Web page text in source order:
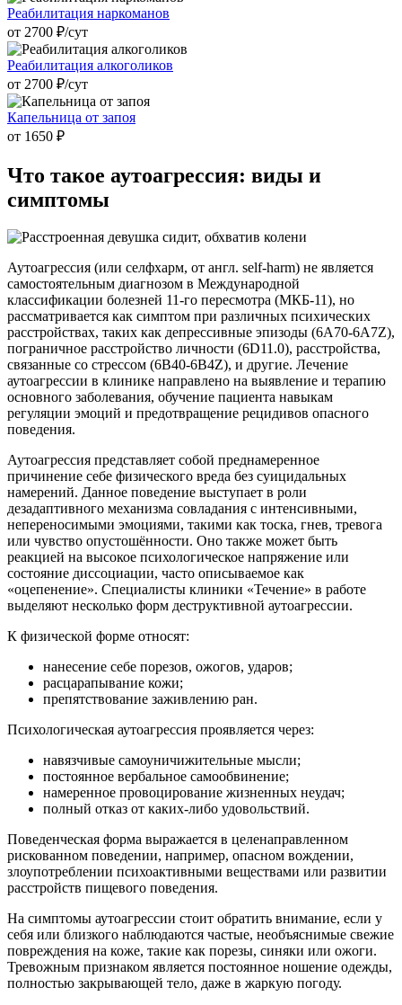
Реабилитация наркоманов
от 2700 ₽/cут
Реабилитация алкоголиков
от 2700 ₽/cут
Капельница от запоя
от 1650 ₽
Что такое аутоагрессия: виды и
симптомы
Аутоагрессия (или селфхарм, от англ. self-harm) не является
самостоятельным диагнозом в Международной
классификации болезней 11-го пересмотра (МКБ-11), но
рассматривается как симптом при различных психических
расстройствах, таких как депрессивные эпизоды (6A70-6A7Z),
пограничное расстройство личности (6D11.0), расстройства,
связанные со стрессом (6B40-6B4Z), и другие. Лечение
аутоагрессии в клинике направлено на выявление и терапию
основного заболевания, обучение пациента навыкам
регуляции эмоций и предотвращение рецидивов опасного
поведения.
Аутоагрессия представляет собой преднамеренное
причинение себе физического вреда без суицидальных
намерений. Данное поведение выступает в роли
дезадаптивного механизма совладания с интенсивными,
непереносимыми эмоциями, такими как тоска, гнев, тревога
или чувство опустошённости. Оно также может быть
реакцией на высокое психологическое напряжение или
состояние диссоциации, часто описываемое как
«оцепенение». Специалисты клиники «Течение» в работе
выделяют несколько форм деструктивной аутоагрессии.
К физической форме относят:
нанесение себе порезов, ожогов, ударов;
расцарапывание кожи;
препятствование заживлению ран.
Психологическая аутоагрессия проявляется через:
навязчивые самоуничижительные мысли;
постоянное вербальное самообвинение;
намеренное провоцирование жизненных неудач;
полный отказ от каких-либо удовольствий.
Поведенческая форма выражается в целенаправленном
рискованном поведении, например, опасном вождении,
злоупотреблении психоактивными веществами или развитии
расстройств пищевого поведения.
На симптомы аутоагрессии стоит обратить внимание, если у
себя или близкого наблюдаются частые, необъяснимые свежие
повреждения на коже, такие как порезы, синяки или ожоги.
Тревожным признаком является постоянное ношение одежды,
полностью закрывающей тело, даже в жаркую погоду.